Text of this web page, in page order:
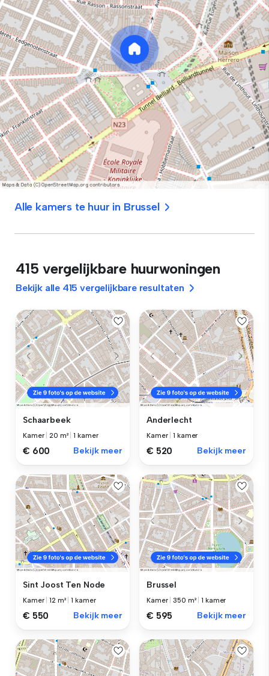
Alle kamers te huur in Brussel
415 vergelijkbare huurwoningen
Bekijk alle 415 vergelijkbare resultaten
Schaarbeek
Kamer |20 m² |1 kamer
€ 600 Bekijk meer
Anderlecht
Kamer |1 kamer
€ 520 Bekijk meer
Sint Joost Ten Node
Kamer |12 m² |1 kamer
€ 550 Bekijk meer
Brussel
Kamer |350 m² |1 kamer
€ 595 Bekijk meer